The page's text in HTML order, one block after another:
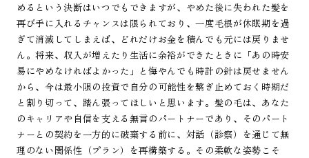
めるという決断はいつでもできますが、やめた後に失われた髪を
再び手に入れるチャンスは限られており、一度毛根が休眠期を過
ぎて消滅してしまえば、どれだけお金を積んでも元には戻りませ
ん。将来、収入が増えたり生活に余裕ができたときに「あの時安
易にやめなければよかった」と悔やんでも時計の針は戻せません
から、今は最小限の投資で自分の可能性を繋ぎ止めておく時期だ
と割り切って、踏ん張ってほしいと思います。髪の毛は、あなた
のキャリアや自信を支える無言のパートナーであり、そのパート
ナーとの契約を一方的に破棄する前に、対話（診察）を通じて無
理のない関係性（プラン）を再構築する。その柔軟な姿勢こそ